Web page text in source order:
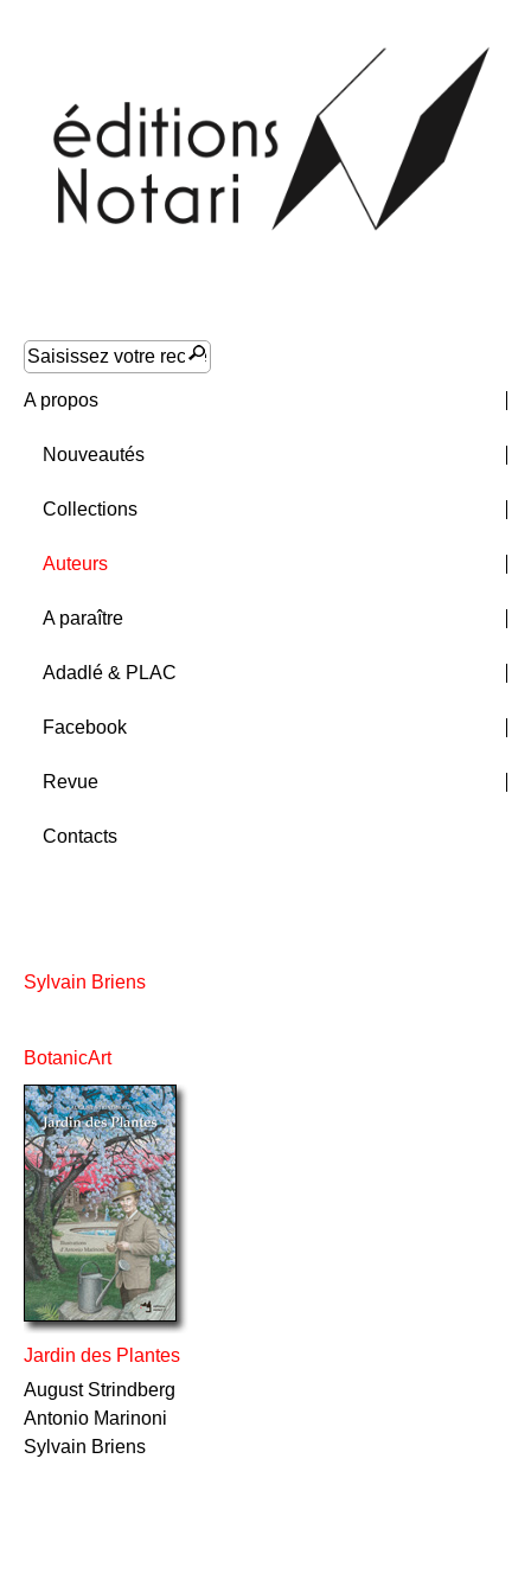
A propos
Nouveautés
Collections
Auteurs
A paraître
Adadlé & PLAC
Facebook
Revue
Contacts
Sylvain Briens
BotanicArt
Jardin des Plantes
August Strindberg
Antonio Marinoni
Sylvain Briens